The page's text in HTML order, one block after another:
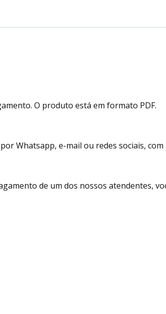
O produto está em formato PDF.
Whatsapp, e-mail ou redes sociais, com
de um dos nossos atendentes,